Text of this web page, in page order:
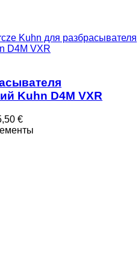
Kuhn для разбрасывателя
D4M VXR
Kuhn D4M VXR
€